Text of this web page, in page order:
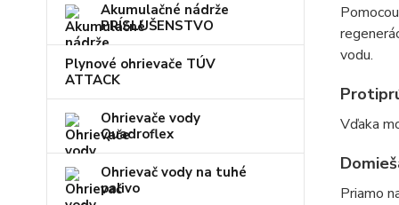
Akumulačné nádrže
PRÍSLUŠENSTVO
Plynové ohrievače TÚV
ATTACK
Ohrievače vody
Quadroflex
Ohrievač vody na tuhé
palivo
vodu.
Vďaka
Priamo